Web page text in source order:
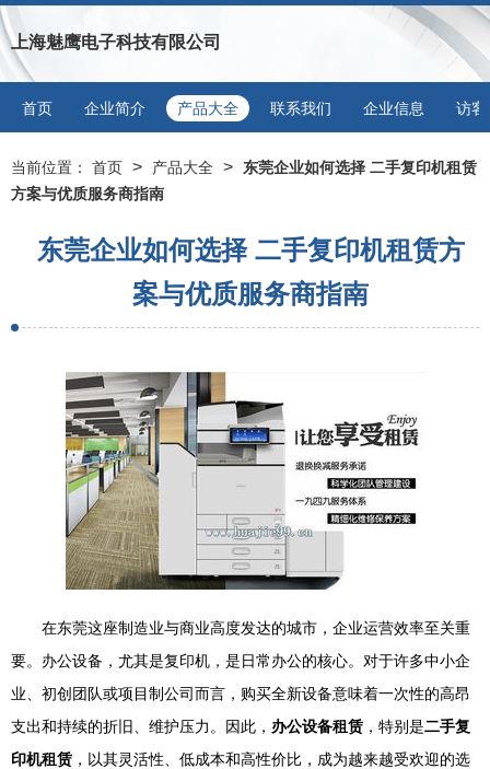
上海魅鹰电子科技有限公司
首页 企业简介 产品大全 联系我们 企业信息 访客
当前位置： 首页 > 产品大全 >
东莞企业如何选择 二手复印机租赁
方案与优质服务商指南
东莞企业如何选择 二手复印机租赁方
案与优质服务商指南
在东莞这座制造业与商业高度发达的城市，企业运营效率至关重
要。办公设备，尤其是复印机，是日常办公的核心。对于许多中小企
业、初创团队或项目制公司而言，购买全新设备意味着一次性的高昂
支出和持续的折旧、维护压力。因此， 办公设备租赁 ，特别是二手复
印机租赁 ，以其灵活性、低成本和高性价比，成为越来越受欢迎的选